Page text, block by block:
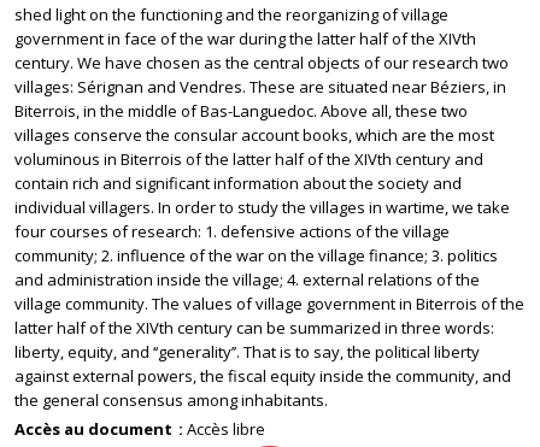
shed light on the functioning and the reorganizing of village
government in face of the war during the latter half of the XIVth
century. We have chosen as the central objects of our research two
villages: Sérignan and Vendres. These are situated near Béziers, in
Biterrois, in the middle of Bas-Languedoc. Above all, these two
villages conserve the consular account books, which are the most
voluminous in Biterrois of the latter half of the XIVth century and
contain rich and significant information about the society and
individual villagers. In order to study the villages in wartime, we take
four courses of research: 1. defensive actions of the village
community; 2. influence of the war on the village finance; 3. politics
and administration inside the village; 4. external relations of the
village community. The values of village government in Biterrois of the
latter half of the XIVth century can be summarized in three words:
liberty, equity, and ‘‘generality’’. That is to say, the political liberty
against external powers, the fiscal equity inside the community, and
the general consensus among inhabitants.
Accès au document
Accès libre